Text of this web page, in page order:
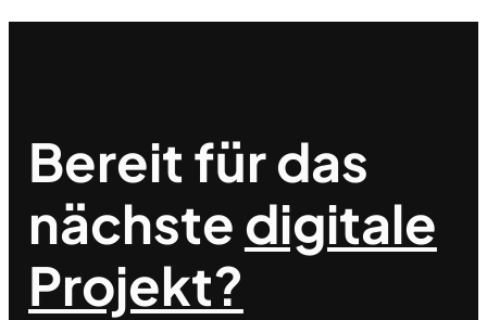
Bereit für das
nächstedigitale
Projekt?